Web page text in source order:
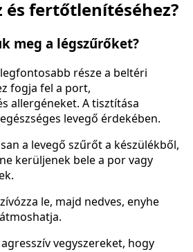
fertőtlenítéséhez?
meg a légszűrőket?
része a beltéri
fogja fel a port,
allergéneket. A tisztítása
levegő érdekében.
a levegő szűrőt a készülékből,
kerüljenek bele a por vagy
le, majd nedves, enyhe
vegyszereket, hogy